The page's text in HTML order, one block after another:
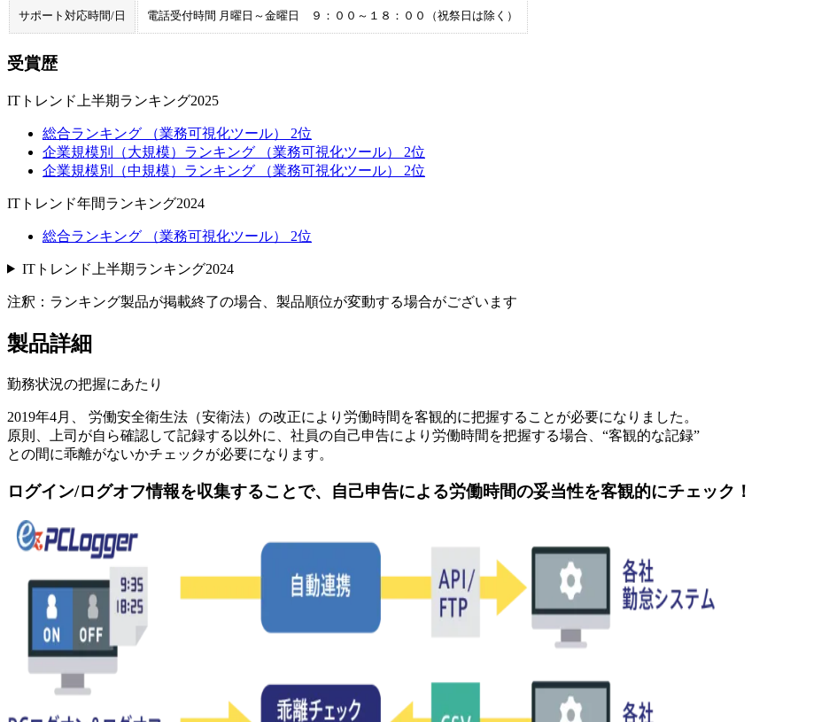
サポート対応時間/日 電話受付時間 月曜日～金曜日 ９：００～１８：００（祝祭日は除く）
受賞歴
ITトレンド上半期ランキング2025
総合ランキング （業務可視化ツール） 2位
企業規模別（大規模）ランキング （業務可視化ツール） 2位
企業規模別（中規模）ランキング （業務可視化ツール） 2位
ITトレンド年間ランキング2024
総合ランキング （業務可視化ツール） 2位
ITトレンド上半期ランキング2024
注釈：ランキング製品が掲載終了の場合、製品順位が変動する場合がございます
製品詳細
勤務状況の把握にあたり
2019年4月、 労働安全衛生法（安衛法）の改正により労働時間を客観的に把握することが必要になりました。
原則、上司が自ら確認して記録する以外に、社員の自己申告により労働時間を把握する場合、“客観的な記録”
との間に乖離がないかチェックが必要になります。
ログイン/ログオフ情報を収集することで、自己申告による労働時間の妥当性を客観的にチェック！